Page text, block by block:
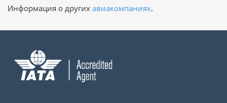
Информация о других авиакомпаниях.